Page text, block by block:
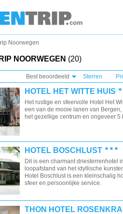
Noorwegen
NOORWEGEN (20)
Best beoordeeld Sterren
HOTEL HET WITTE HUIS
Het rustige en sfeervolle Hotel Het
een van de mooie lanen van Bergen,
het gezellige centrum en ongeveer 5
HOTEL BOSCHLUST
Dit is een charmant driesterrenhotel
loopafstand van het idyllische
Hotel Boschlust is een kleinschalig
sfeer en persoonlijke service.
THON HOTEL